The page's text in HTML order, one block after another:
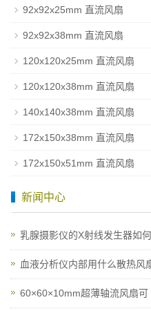
92x92x25mm 直流风扇
92x92x38mm 直流风扇
120x120x25mm 直流风扇
120x120x38mm 直流风扇
140x140x38mm 直流风扇
172x150x38mm 直流风扇
172x150x51mm 直流风扇
新闻中心
乳腺摄影仪的X射线发生器如何
血液分析仪内部用什么散热风
60×60×10mm超薄轴流风扇可